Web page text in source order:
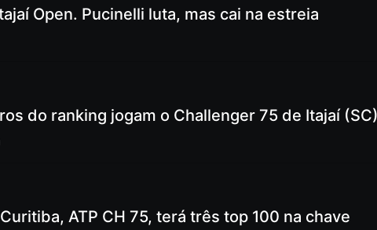
Open. Pucinelli luta, mas cai na estreia
do ranking jogam o Challenger 75 de Itajaí
ATP CH 75, terá três top 100 na chave